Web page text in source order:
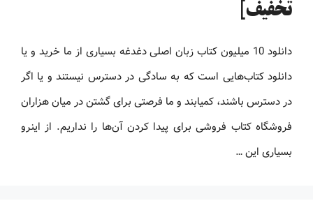
تخفیف]
دانلود 10 میلیون کتاب زبان اصلی دغدغه بسیاری از ما خرید و یا
دانلود کتاب‌هایی است که به سادگی در دسترس نیستند و یا اگر
در دسترس باشند، کمیابند و ما فرصتی برای گشتن در میان هزاران
فروشگاه کتاب فروشی برای پیدا کردن آن‌ها را نداریم. از اینرو
بسیاری این …